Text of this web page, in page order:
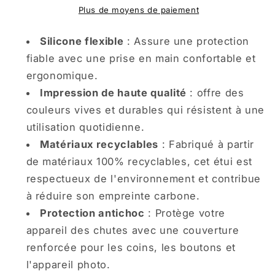
Fleurs
Plus de moyens de paiement
Silicone flexible : Assure une protection
fiable avec une prise en main confortable et
ergonomique.
Impression de haute qualité : offre des
couleurs vives et durables qui résistent à une
utilisation quotidienne.
Matériaux recyclables : Fabriqué à partir
de matériaux 100% recyclables, cet étui est
respectueux de l'environnement et contribue
à réduire son empreinte carbone.
Protection antichoc : Protège votre
appareil des chutes avec une couverture
renforcée pour les coins, les boutons et
l'appareil photo.